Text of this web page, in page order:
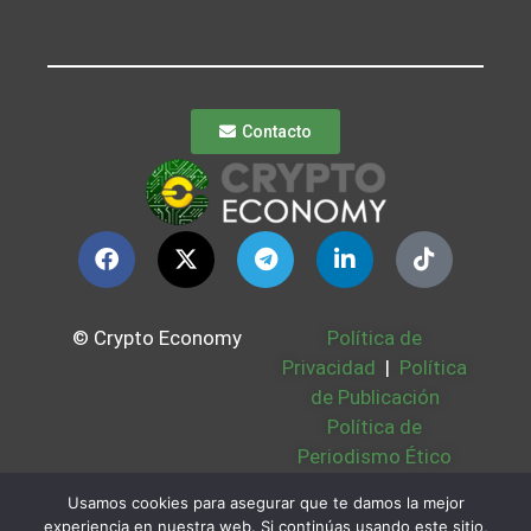
Contacto
© Crypto Economy
Política de
Privacidad | Política
de Publicación
Política de
Periodismo Ético
Bases Legales |
Usamos cookies para asegurar que te damos la mejor
experiencia en nuestra web. Si continúas usando este sitio,